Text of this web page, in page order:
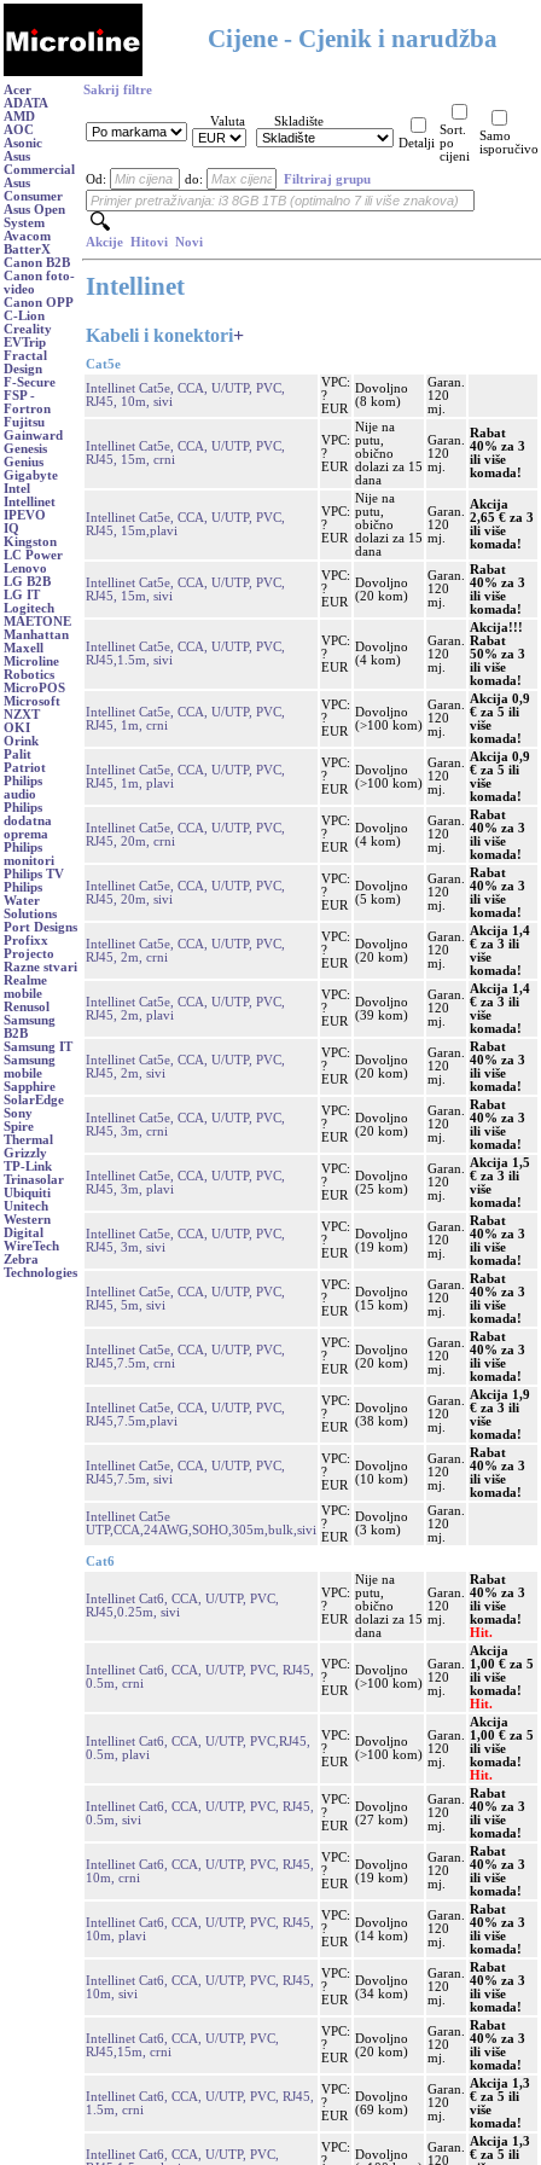
Cijene - Cjenik i narudžba
Acer
ADATA
AMD
AOC
Asonic
Asus
Commercial
Asus
Consumer
Asus Open
System
Avacom
BatterX
Canon B2B
Canon foto-
video
Canon OPP
C-Lion
Creality
EVTrip
Fractal
Design
F-Secure
FSP -
Fortron
Fujitsu
Gainward
Genesis
Genius
Gigabyte
Intel
Intellinet
IPEVO
IQ
Kingston
LC Power
Lenovo
LG B2B
LG IT
Logitech
MAETONE
Manhattan
Maxell
Microline
Robotics
MicroPOS
Microsoft
NZXT
OKI
Orink
Palit
Patriot
Philips
audio
Philips
dodatna
oprema
Philips
monitori
Philips TV
Philips
Water
Solutions
Port Designs
Profixx
Projecto
Razne stvari
Realme
mobile
Renusol
Samsung
B2B
Samsung IT
Samsung
mobile
Sapphire
SolarEdge
Sony
Spire
Thermal
Grizzly
TP-Link
Trinasolar
Ubiquiti
Unitech
Western
Digital
WireTech
Zebra
Technologies
Sakrij filtre
Valuta
Skladište
Detalji
Sort.
po
cijeni
Samo
isporučivo
Od: do: Filtriraj grupu
Akcije Hitovi Novi
Intellinet
Kabeli i konektori+
Cat5e
Intellinet Cat5e, CCA, U/UTP, PVC,
RJ45, 10m, sivi
VPC:
?
EUR
Dovoljno
(8 kom)
Garan.
120
mj.
Intellinet Cat5e, CCA, U/UTP, PVC,
RJ45, 15m, crni
VPC:
?
EUR
Nije na
putu,
obično
dolazi za 15
dana
Garan.
120
mj.
Rabat
40% za 3
ili više
komada!
Intellinet Cat5e, CCA, U/UTP, PVC,
RJ45, 15m,plavi
VPC:
?
EUR
Nije na
putu,
obično
dolazi za 15
dana
Garan.
120
mj.
Akcija
2,65 € za 3
ili više
komada!
Intellinet Cat5e, CCA, U/UTP, PVC,
RJ45, 15m, sivi
VPC:
?
EUR
Dovoljno
(20 kom)
Garan.
120
mj.
Rabat
40% za 3
ili više
komada!
Intellinet Cat5e, CCA, U/UTP, PVC,
RJ45,1.5m, sivi
VPC:
?
EUR
Dovoljno
(4 kom)
Garan.
120
mj.
Akcija!!!
Rabat
50% za 3
ili više
komada!
Intellinet Cat5e, CCA, U/UTP, PVC,
RJ45, 1m, crni
VPC:
?
EUR
Dovoljno
(>100 kom)
Garan.
120
mj.
Akcija 0,9
€ za 5 ili
više
komada!
Intellinet Cat5e, CCA, U/UTP, PVC,
RJ45, 1m, plavi
VPC:
?
EUR
Dovoljno
(>100 kom)
Garan.
120
mj.
Akcija 0,9
€ za 5 ili
više
komada!
Intellinet Cat5e, CCA, U/UTP, PVC,
RJ45, 20m, crni
VPC:
?
EUR
Dovoljno
(4 kom)
Garan.
120
mj.
Rabat
40% za 3
ili više
komada!
Intellinet Cat5e, CCA, U/UTP, PVC,
RJ45, 20m, sivi
VPC:
?
EUR
Dovoljno
(5 kom)
Garan.
120
mj.
Rabat
40% za 3
ili više
komada!
Intellinet Cat5e, CCA, U/UTP, PVC,
RJ45, 2m, crni
VPC:
?
EUR
Dovoljno
(20 kom)
Garan.
120
mj.
Akcija 1,4
€ za 3 ili
više
komada!
Intellinet Cat5e, CCA, U/UTP, PVC,
RJ45, 2m, plavi
VPC:
?
EUR
Dovoljno
(39 kom)
Garan.
120
mj.
Akcija 1,4
€ za 3 ili
više
komada!
Intellinet Cat5e, CCA, U/UTP, PVC,
RJ45, 2m, sivi
VPC:
?
EUR
Dovoljno
(20 kom)
Garan.
120
mj.
Rabat
40% za 3
ili više
komada!
Intellinet Cat5e, CCA, U/UTP, PVC,
RJ45, 3m, crni
VPC:
?
EUR
Dovoljno
(20 kom)
Garan.
120
mj.
Rabat
40% za 3
ili više
komada!
Intellinet Cat5e, CCA, U/UTP, PVC,
RJ45, 3m, plavi
VPC:
?
EUR
Dovoljno
(25 kom)
Garan.
120
mj.
Akcija 1,5
€ za 3 ili
više
komada!
Intellinet Cat5e, CCA, U/UTP, PVC,
RJ45, 3m, sivi
VPC:
?
EUR
Dovoljno
(19 kom)
Garan.
120
mj.
Rabat
40% za 3
ili više
komada!
Intellinet Cat5e, CCA, U/UTP, PVC,
RJ45, 5m, sivi
VPC:
?
EUR
Dovoljno
(15 kom)
Garan.
120
mj.
Rabat
40% za 3
ili više
komada!
Intellinet Cat5e, CCA, U/UTP, PVC,
RJ45,7.5m, crni
VPC:
?
EUR
Dovoljno
(20 kom)
Garan.
120
mj.
Rabat
40% za 3
ili više
komada!
Intellinet Cat5e, CCA, U/UTP, PVC,
RJ45,7.5m,plavi
VPC:
?
EUR
Dovoljno
(38 kom)
Garan.
120
mj.
Akcija 1,9
€ za 3 ili
više
komada!
Intellinet Cat5e, CCA, U/UTP, PVC,
RJ45,7.5m, sivi
VPC:
?
EUR
Dovoljno
(10 kom)
Garan.
120
mj.
Rabat
40% za 3
ili više
komada!
Intellinet Cat5e
UTP,CCA,24AWG,SOHO,305m,bulk,sivi
VPC:
?
EUR
Dovoljno
(3 kom)
Garan.
120
mj.
Cat6
Intellinet Cat6, CCA, U/UTP, PVC,
RJ45,0.25m, sivi
VPC:
?
EUR
Nije na
putu,
obično
dolazi za 15
dana
Garan.
120
mj.
Rabat
40% za 3
ili više
komada!
Hit.
Intellinet Cat6, CCA, U/UTP, PVC, RJ45,
0.5m, crni
VPC:
?
EUR
Dovoljno
(>100 kom)
Garan.
120
mj.
Akcija
1,00 € za 5
ili više
komada!
Hit.
Intellinet Cat6, CCA, U/UTP, PVC,RJ45,
0.5m, plavi
VPC:
?
EUR
Dovoljno
(>100 kom)
Garan.
120
mj.
Akcija
1,00 € za 5
ili više
komada!
Hit.
Intellinet Cat6, CCA, U/UTP, PVC, RJ45,
0.5m, sivi
VPC:
?
EUR
Dovoljno
(27 kom)
Garan.
120
mj.
Rabat
40% za 3
ili više
komada!
Intellinet Cat6, CCA, U/UTP, PVC, RJ45,
10m, crni
VPC:
?
EUR
Dovoljno
(19 kom)
Garan.
120
mj.
Rabat
40% za 3
ili više
komada!
Intellinet Cat6, CCA, U/UTP, PVC, RJ45,
10m, plavi
VPC:
?
EUR
Dovoljno
(14 kom)
Garan.
120
mj.
Rabat
40% za 3
ili više
komada!
Intellinet Cat6, CCA, U/UTP, PVC, RJ45,
10m, sivi
VPC:
?
EUR
Dovoljno
(34 kom)
Garan.
120
mj.
Rabat
40% za 3
ili više
komada!
Intellinet Cat6, CCA, U/UTP, PVC,
RJ45,15m, crni
VPC:
?
EUR
Dovoljno
(20 kom)
Garan.
120
mj.
Rabat
40% za 3
ili više
komada!
Intellinet Cat6, CCA, U/UTP, PVC, RJ45,
1.5m, crni
VPC:
?
EUR
Dovoljno
(69 kom)
Garan.
120
mj.
Akcija 1,3
€ za 5 ili
više
komada!
Intellinet Cat6, CCA, U/UTP, PVC,
VPC:
?
Dovoljno
Garan.
120
Akcija 1,3
€ za 5 ili